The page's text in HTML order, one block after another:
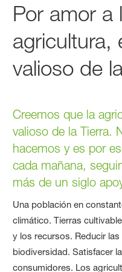
Por amor a
agricultura,
valioso de
Creemos que la
valioso de la Tierra.
hacemos y es por
cada mañana,
más de un siglo
Una población en
climático. Tierras
y los recursos. Reducir
biodiversidad. Satisfacer
consumidores. Los